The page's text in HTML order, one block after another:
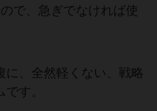
で、急ぎでなければ使
に、全然軽くない、戦略
す。